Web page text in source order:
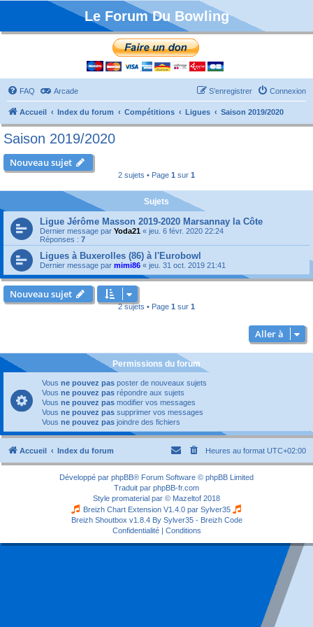
Le Forum Du Bowling
FAQ Arcade Connexion
S’enregistrer
Accueil Index du forum Compétitions Ligues Saison 2019/2020
Saison 2019/2020
Nouveau sujet
2 sujets • Page 1 sur 1
Sujets
Ligue Jérôme Masson 2019-2020 Marsannay la Côte
Dernier message par Yoda21 « jeu. 6 févr. 2020 22:24
Réponses : 7
Ligues à Buxerolles (86) à l'Eurobowl
Dernier message par mimi86 « jeu. 31 oct. 2019 21:41
Nouveau sujet
2 sujets • Page 1 sur 1
Aller à
Permissions du forum
Vous ne pouvez pas poster de nouveaux sujets
Vous ne pouvez pas répondre aux sujets
Vous ne pouvez pas modifier vos messages
Vous ne pouvez pas supprimer vos messages
Vous ne pouvez pas joindre des fichiers
Accueil Index du forum Heures au format UTC+02:00
Développé par phpBB® Forum Software © phpBB Limited
Traduit par phpBB-fr.com
Style promaterial par © Mazeltof 2018
Breizh Chart Extension V1.4.0 par Sylver35
Breizh Shoutbox v1.8.4 By Sylver35 - Breizh Code
Confidentialité| Conditions